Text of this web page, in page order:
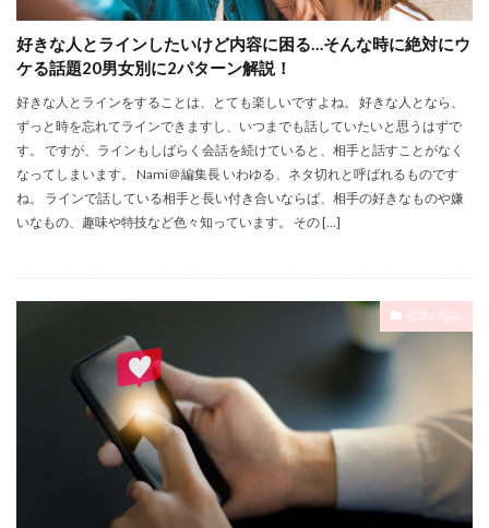
好きな人とラインしたいけど内容に困る…そんな時に絶対にウ
ケる話題20男女別に2パターン解説！
好きな人とラインをすることは、とても楽しいですよね。 好きな人となら、
ずっと時を忘れてラインできますし、いつまでも話していたいと思うはずで
す。 ですが、ラインもしばらく会話を続けていると、相手と話すことがなく
なってしまいます。 Nami＠編集長 いわゆる、ネタ切れと呼ばれるものです
ね。 ラインで話している相手と長い付き合いならば、相手の好きなものや嫌
いなもの、趣味や特技など色々知っています。 その […]
恋愛の悩み